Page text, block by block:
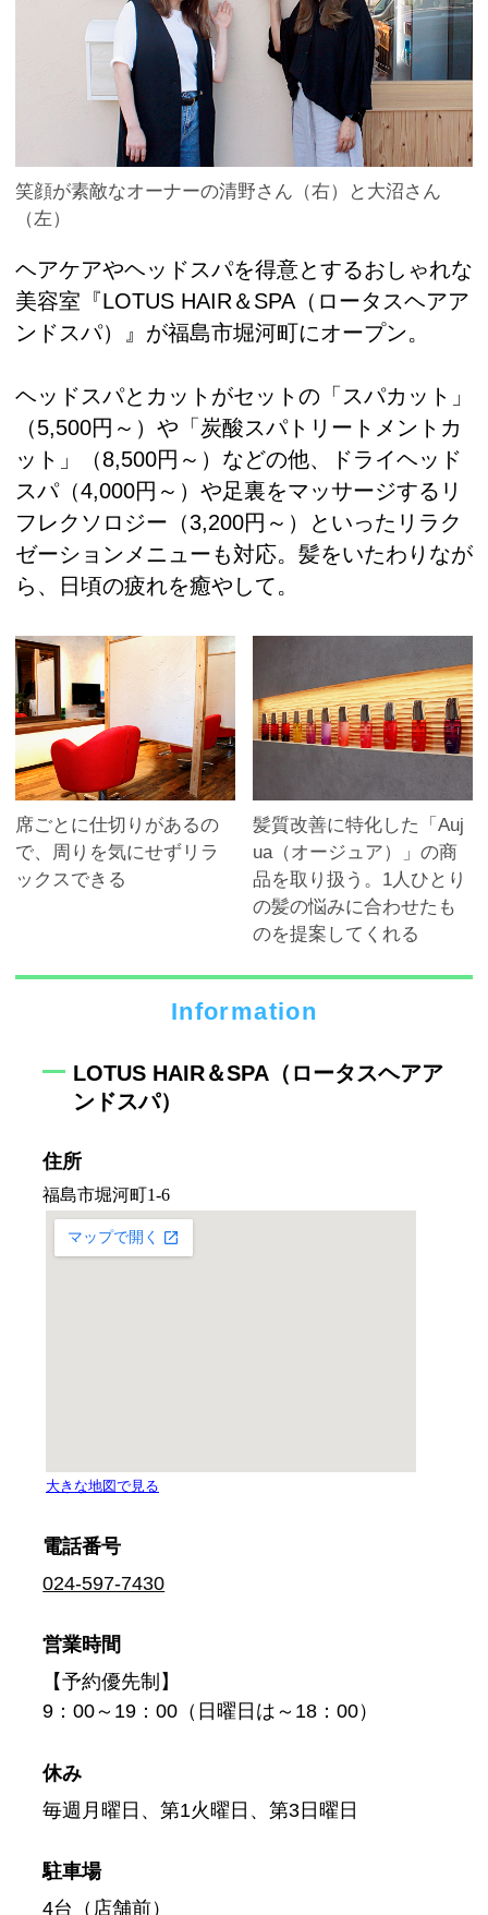
笑顔が素敵なオーナーの清野さん（右）と大沼さん
（左）
ヘアケアやヘッドスパを得意とするおしゃれな
美容室『LOTUS HAIR＆SPA（ロータスヘアア
ンドスパ）』が福島市堀河町にオープン。
ヘッドスパとカットがセットの「スパカット」
（5,500円～）や「炭酸スパトリートメントカ
ット」（8,500円～）などの他、ドライヘッド
スパ（4,000円～）や足裏をマッサージするリ
フレクソロジー（3,200円～）といったリラク
ゼーションメニューも対応。髪をいたわりなが
ら、日頃の疲れを癒やして。
席ごとに仕切りがあるの
で、周りを気にせずリラ
ックスできる
髪質改善に特化した「Auj
ua（オージュア）」の商
品を取り扱う。1人ひとり
の髪の悩みに合わせたも
のを提案してくれる
Information
LOTUS HAIR＆SPA（ロータスヘアア
ンドスパ）
住所
電話番号
024-597-7430
営業時間
【予約優先制】
9：00～19：00（日曜日は～18：00）
休み
毎週月曜日、第1火曜日、第3日曜日
駐車場
4台（店舗前）